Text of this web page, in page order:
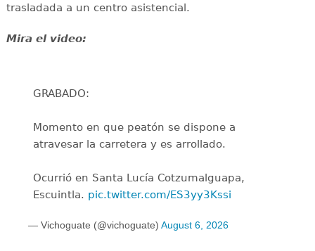
trasladada a un centro asistencial.
Mira el video:
GRABADO:
Momento en que peatón se dispone a
atravesar la carretera y es arrollado.
Ocurrió en Santa Lucía Cotzumalguapa,
Escuintla. pic.twitter.com/ES3yy3Kssi
— Vichoguate (@vichoguate) August 6, 2026